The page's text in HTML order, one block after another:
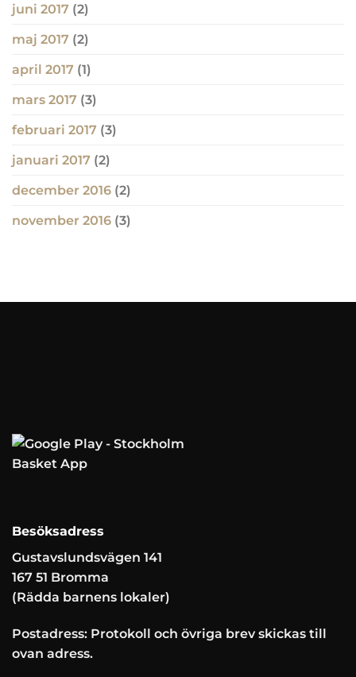
juni 2017 (2)
maj 2017 (2)
april 2017 (1)
mars 2017 (3)
februari 2017 (3)
januari 2017 (2)
december 2016 (2)
november 2016 (3)
Besöksadress
Gustavslundsvägen 141
167 51 Bromma
(Rädda barnens lokaler)
Postadress: Protokoll och övriga brev skickas till
ovan adress.